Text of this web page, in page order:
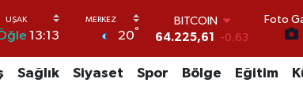
13:13 20°
BITCOIN
64.225,61 -0.63
47,6704
Foto
Sağlık Siyaset Spor Bölge Eğitim